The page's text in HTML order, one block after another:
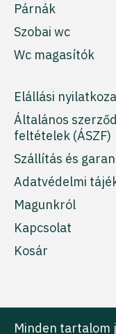
Párnák
Szobai wc
Wc magasítók
Elállási
Általános
feltételek (ÁSZF)
Szállítás és
Adatvédelmi
Magunkról
Kapcsolat
Kosár
Minden tartalom